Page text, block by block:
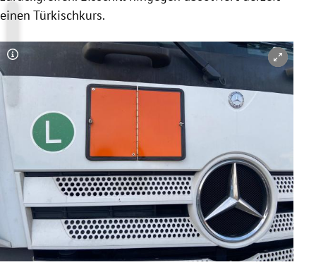
einen Türkischkurs.
Copyright-Hinweis öffnen/schließen